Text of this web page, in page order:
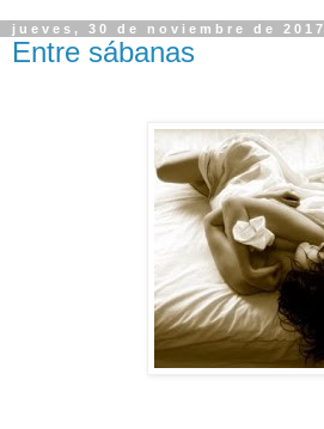
jueves, 30 de noviembre de 2017
Entre sábanas